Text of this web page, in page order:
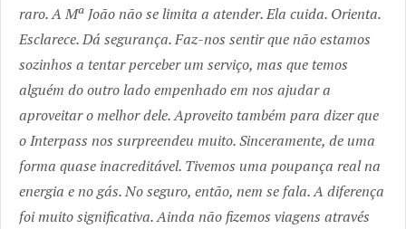
raro. A Mª João não se limita a atender. Ela cuida. Orienta.
Esclarece. Dá segurança. Faz-nos sentir que não estamos
sozinhos a tentar perceber um serviço, mas que temos
alguém do outro lado empenhado em nos ajudar a
aproveitar o melhor dele. Aproveito também para dizer que
o Interpass nos surpreendeu muito. Sinceramente, de uma
forma quase inacreditável. Tivemos uma poupança real na
energia e no gás. No seguro, então, nem se fala. A diferença
foi muito significativa. Ainda não fizemos viagens através